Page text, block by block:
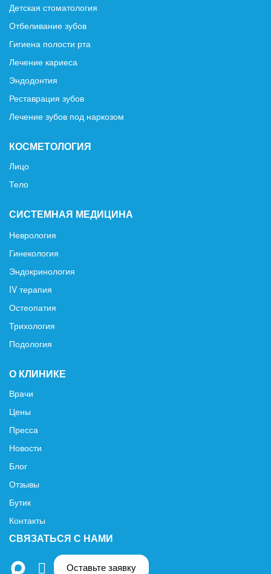
Детская стоматология
Отбеливание зубов
Гигиена полости рта
Лечение кариеса
Эндодонтия
Реставрация зубов
Лечение зубов под наркозом
КОСМЕТОЛОГИЯ
Лицо
Тело
СИСТЕМНАЯ МЕДИЦИНА
Неврология
Гинекология
Эндокринология
IV терапия
Остеопатия
Трихология
Подология
О КЛИНИКЕ
Врачи
Цены
Пресса
Новости
Блог
Отзывы
Бутик
Контакты
СВЯЗАТЬСЯ С НАМИ
Оставьте заявку